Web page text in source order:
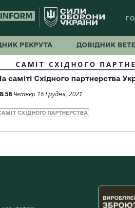
РЕКРУТА ДОВІДНИК
САМІТ СХІДНОГО
саміті Східного партнерства
Четвер 16 Грудня, 2021
СХІДНОГО ПАРТНЕРСТВА